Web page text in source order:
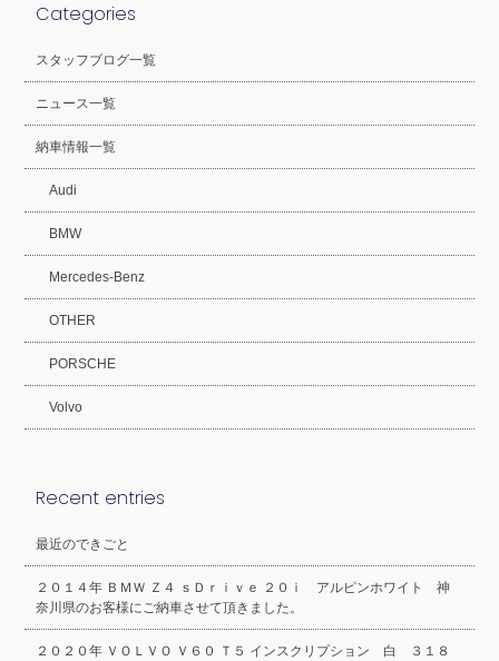
Categories
スタッフブログ一覧
ニュース一覧
納車情報一覧
Audi
BMW
Mercedes-Benz
OTHER
PORSCHE
Volvo
Recent entries
最近のできごと
２０１４年 ＢＭＷ Ｚ４ ｓＤｒｉｖｅ ２０ｉ アルピンホワイト 神
奈川県のお客様にご納車させて頂きました。
２０２０年 ＶＯＬＶＯ Ｖ６０ Ｔ５ インスクリプション 白 ３１８